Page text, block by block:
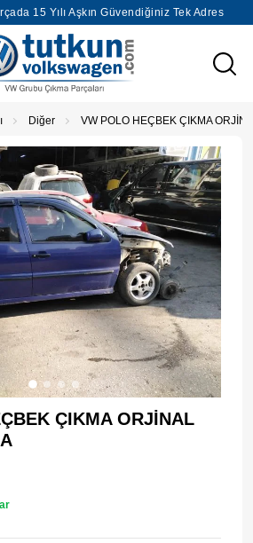
15 Yılı Aşkın Güvendiğiniz Tek Adres
Diğer VW POLO HEÇBEK ÇIKMA
ÇIKMA ORJİNAL